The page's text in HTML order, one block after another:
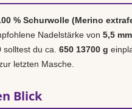
% Schurwolle (Merino
Nadelstärke von 5,5 mm
solltest du ca. 650 13700 g
letzten Masche.
Blick